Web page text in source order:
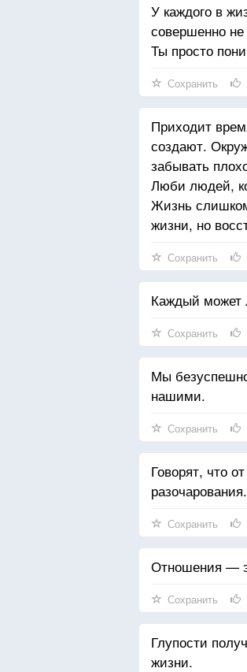
У каждого в
совершенно
Ты просто
Сохранить
Приходит
создают.
забывать
Люби людей,
Жизнь
жизни, но
Сохранить
Каждый может
Сохранить
Мы
нашими.
Сохранить
Говорят, что
Сохранить
Отношения —
Сохранить
Глупости
жизни.